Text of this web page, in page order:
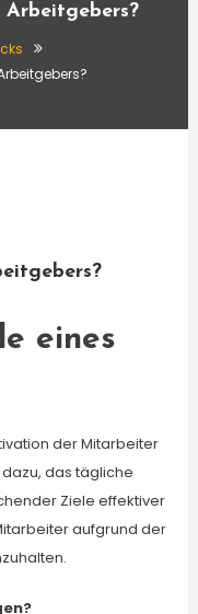
Arbeitgebers?
eines
der Mitarbeiter
das tägliche
Ziele effektiver
aufgrund der